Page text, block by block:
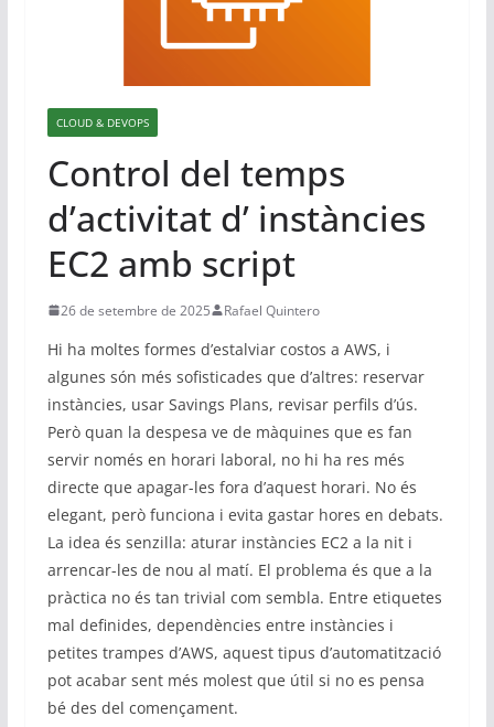
CLOUD & DEVOPS
Control del temps
d’activitat d’ instàncies
EC2 amb script
26 de setembre de 2025 Rafael Quintero
Hi ha moltes formes d’estalviar costos a AWS, i
algunes són més sofisticades que d’altres: reservar
instàncies, usar Savings Plans, revisar perfils d’ús.
Però quan la despesa ve de màquines que es fan
servir només en horari laboral, no hi ha res més
directe que apagar-les fora d’aquest horari. No és
elegant, però funciona i evita gastar hores en debats.
La idea és senzilla: aturar instàncies EC2 a la nit i
arrencar-les de nou al matí. El problema és que a la
pràctica no és tan trivial com sembla. Entre etiquetes
mal definides, dependències entre instàncies i
petites trampes d’AWS, aquest tipus d’automatització
pot acabar sent més molest que útil si no es pensa
bé des del començament.